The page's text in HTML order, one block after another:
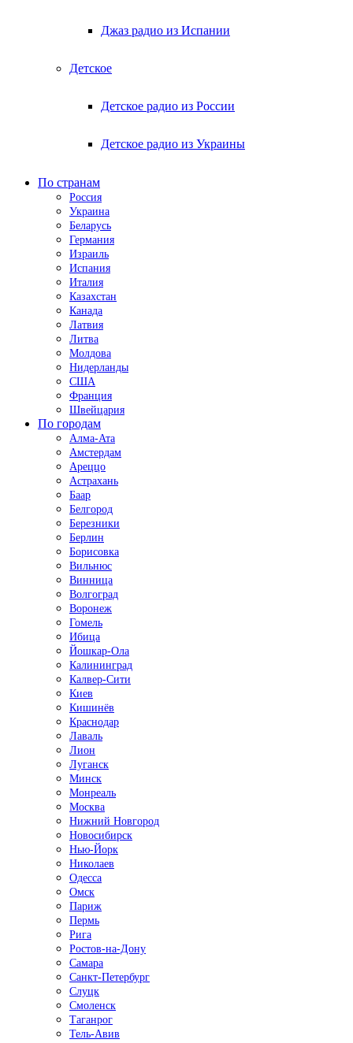
Джаз радио из Испании
Детское
Детское радио из России
Детское радио из Украины
По странам
Россия
Украина
Беларусь
Германия
Израиль
Испания
Италия
Казахстан
Канада
Латвия
Литва
Молдова
Нидерланды
США
Франция
Швейцария
По городам
Алма-Ата
Амстердам
Ареццо
Астрахань
Баар
Белгород
Березники
Берлин
Борисовка
Вильнюс
Винница
Волгоград
Воронеж
Гомель
Ибица
Йошкар-Ола
Калининград
Калвер-Сити
Киев
Кишинёв
Краснодар
Лаваль
Лион
Луганск
Минск
Монреаль
Москва
Нижний Новгород
Новосибирск
Нью-Йорк
Николаев
Одесса
Омск
Париж
Пермь
Рига
Ростов-на-Дону
Самара
Санкт-Петербург
Слуцк
Смоленск
Таганрог
Тель-Авив